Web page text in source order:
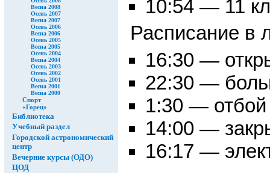
Весна 2008
Осень 2007
Весна 2007
Осень 2006
Весна 2006
Осень 2005
Весна 2005
Осень 2004
Весна 2004
Осень 2003
Осень 2002
Осень 2001
Весна 2001
Весна 2000
Спорт
«Горец»
Библиотека
Учебный раздел
Городской астрономический
центр
Вечерние курсы (ОДО)
ЦОД
10:54 — 11
Расписание в
16:30 —
22:30 —
1:30 — отбой
14:00 —
16:17 —